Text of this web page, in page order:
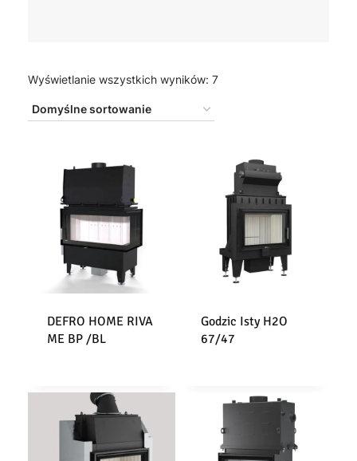
Wyświetlanie wszystkich wyników: 7
DEFRO HOME RIVA
ME BP /BL
Godzic Isty H2O
67/47